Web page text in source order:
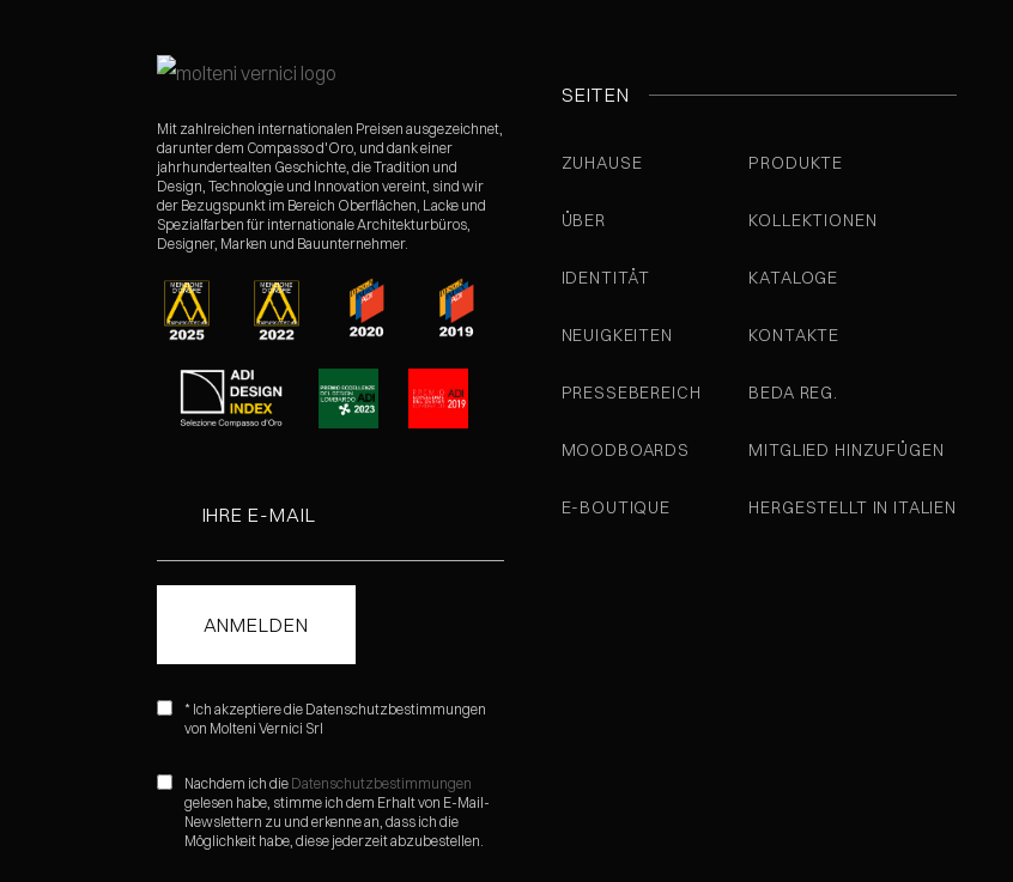
Mit zahlreichen internationalen Preisen ausgezeichnet,
darunter dem Compasso d'Oro, und dank einer
jahrhundertealten Geschichte, die Tradition und
Design, Technologie und Innovation vereint, sind wir
der Bezugspunkt im Bereich Oberflächen, Lacke und
Spezialfarben für internationale Architekturbüros,
Designer, Marken und Bauunternehmer.
* Ich akzeptiere die Datenschutzbestimmungen
von Molteni Vernici Srl
Nachdem ich die Datenschutzbestimmungen
gelesen habe, stimme ich dem Erhalt von E-Mail-
Newslettern zu und erkenne an, dass ich die
Möglichkeit habe, diese jederzeit abzubestellen.
SEITEN
ZUHAUSE
ÜBER
IDENTITÄT
NEUIGKEITEN
PRESSEBEREICH
MOODBOARDS
E-BOUTIQUE
PRODUKTE
KOLLEKTIONEN
KATALOGE
KONTAKTE
BEDA REG.
MITGLIED HINZUFÜGEN
HERGESTELLT IN ITALIEN